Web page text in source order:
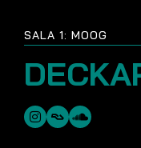
SALA 1: MOOG